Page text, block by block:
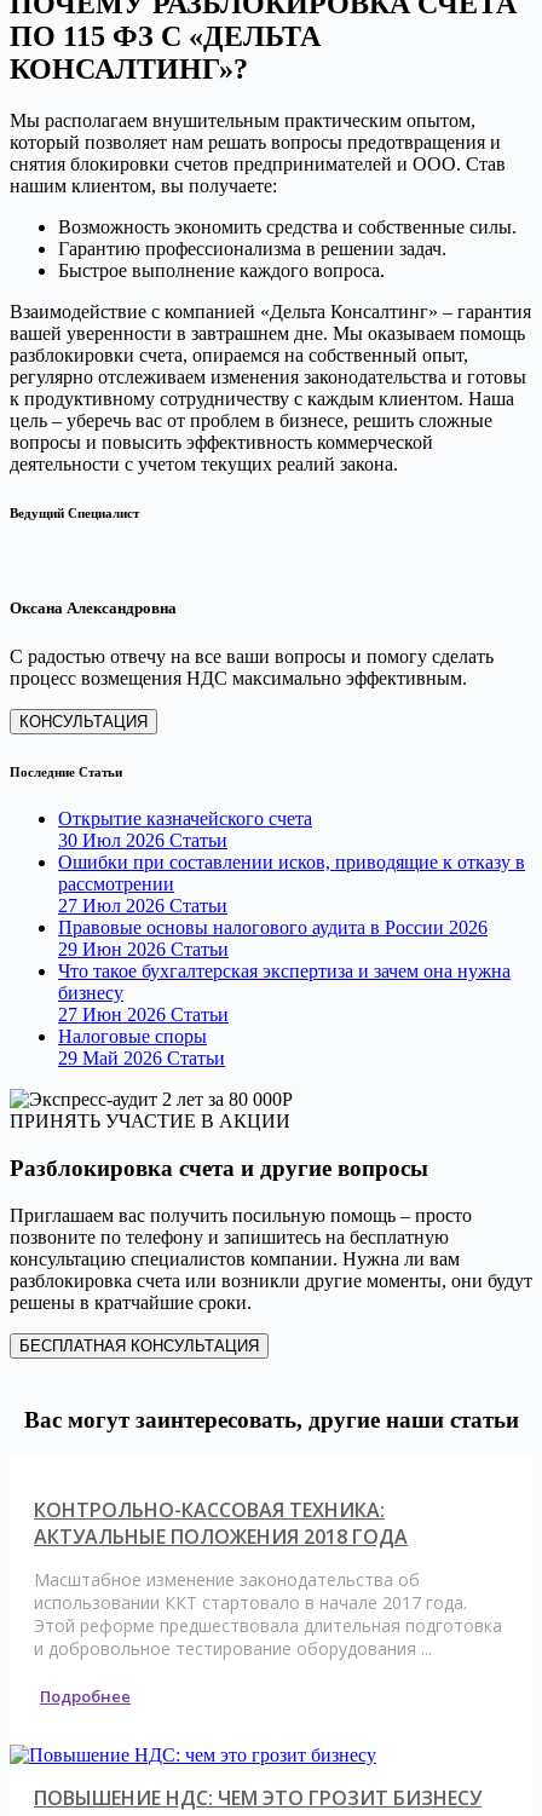
ПО 115 ФЗ С «ДЕЛЬТА
КОНСАЛТИНГ»?
Мы располагаем внушительным практическим опытом,
который позволяет нам решать вопросы предотвращения и
снятия блокировки счетов предпринимателей и ООО. Став
нашим клиентом, вы получаете:
Возможность экономить средства и собственные силы.
Гарантию профессионализма в решении задач.
Быстрое выполнение каждого вопроса.
Взаимодействие с компанией «Дельта Консалтинг» – гарантия
вашей уверенности в завтрашнем дне. Мы оказываем помощь
разблокировки счета, опираемся на собственный опыт,
регулярно отслеживаем изменения законодательства и готовы
к продуктивному сотрудничеству с каждым клиентом. Наша
цель – уберечь вас от проблем в бизнесе, решить сложные
вопросы и повысить эффективность коммерческой
деятельности с учетом текущих реалий закона.
Ведущий Специалист
Оксана Александровна
С радостью отвечу на все ваши вопросы и помогу сделать
процесс возмещения НДС максимально эффективным.
КОНСУЛЬТАЦИЯ
Последние Статьи
Открытие казначейского счета
30 Июл 2026 Статьи
Ошибки при составлении исков, приводящие к отказу в
рассмотрении
27 Июл 2026 Статьи
Правовые основы налогового аудита в России 2026
29 Июн 2026 Статьи
Что такое бухгалтерская экспертиза и зачем она нужна
бизнесу
27 Июн 2026 Статьи
Налоговые споры
29 Май 2026 Статьи
ПРИНЯТЬ УЧАСТИЕ В АКЦИИ
Разблокировка счета и другие вопросы
Приглашаем вас получить посильную помощь – просто
позвоните по телефону и запишитесь на бесплатную
консультацию специалистов компании. Нужна ли вам
разблокировка счета или возникли другие моменты, они будут
решены в кратчайшие сроки.
БЕСПЛАТНАЯ КОНСУЛЬТАЦИЯ
Вас могут заинтересовать, другие наши статьи
КОНТРОЛЬНО-КАССОВАЯ ТЕХНИКА:
АКТУАЛЬНЫЕ ПОЛОЖЕНИЯ 2018 ГОДА
Масштабное изменение законодательства об
использовании ККТ стартовало в начале 2017 года.
Этой реформе предшествовала длительная подготовка
и добровольное тестирование оборудования ...
Подробнее
ПОВЫШЕНИЕ НДС: ЧЕМ ЭТО ГРОЗИТ БИЗНЕСУ